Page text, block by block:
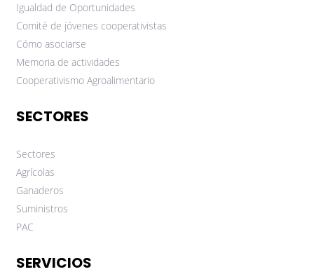
Igualdad de Oportunidades
Comité de jóvenes cooperativistas
Cómo asociarse
Memoria de actividades
Cooperativismo Agroalimentario
SECTORES
Sectores
Agrícolas
Ganaderos
Suministros
PAC
SERVICIOS